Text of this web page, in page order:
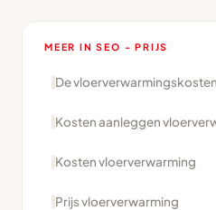
MEER IN SEO - PRIJS
De
Kosten aanleggen
Kosten vloerverwarming
Prijs vloerverwarming